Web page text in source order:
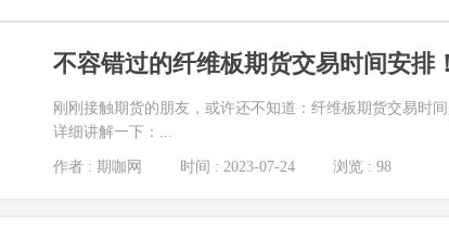
不容错过的纤维板期货交易时间安排！
刚刚接触期货的朋友，或许还不知道：纤维板期货交易时
详细讲解一下：...
作者 : 期咖网 时间 : 2023-07-24 浏览 : 98